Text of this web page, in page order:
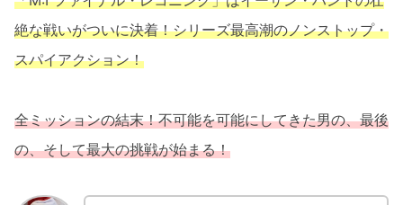
絶な戦いがついに決着！シリーズ最高潮のノンストップ・
スパイアクション！
全ミッションの結末！不可能を可能にしてきた男の、最後
の、そして最大の挑戦が始まる！